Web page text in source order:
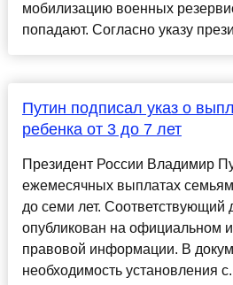
мобилизацию военных
попадают. Согласно указу
Путин подписал указ о
ребенка от 3 до 7 лет
Президент России Владимир
ежемесячных выплатах семьям
до семи лет. Соответствующий
опубликован на официальном
правовой информации. В
необходимость установления